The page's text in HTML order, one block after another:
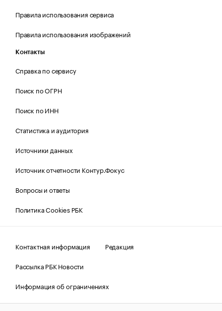
Правила использования сервиса
Правила использования изображений
Контакты
Справка по сервису
Поиск по ОГРН
Поиск по ИНН
Статистика и аудитория
Источники данных
Источник отчетности Контур.Фокус
Вопросы и ответы
Политика Cookies РБК
Контактная информация
Редакция
Рассылка РБК Новости
Информация об ограничениях
Правовая информация
О соблюдении авторских прав